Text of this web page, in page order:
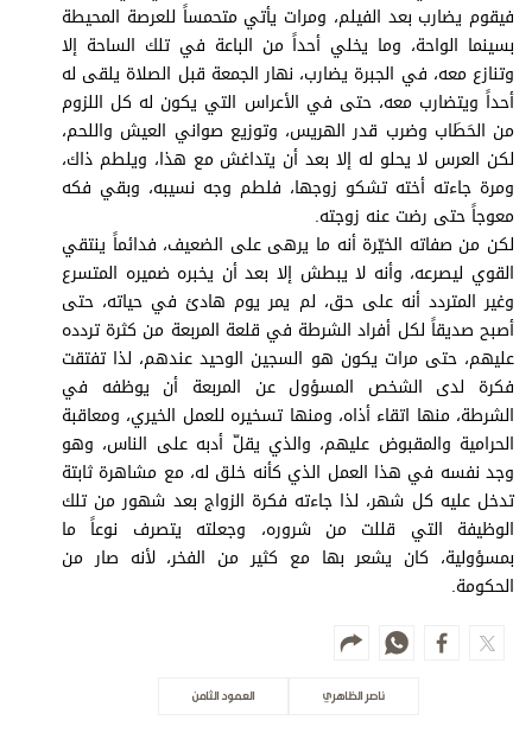
فيقوم يضارب بعد الفيلم، ومرات يأتي متحمساً للعرصة المحيطة
بسينما الواحة، وما يخلي أحداً من الباعة في تلك الساحة إلا
وتنازع معه، في الجبرة يضارب، نهار الجمعة قبل الصلاة يلقى له
أحداً ويتضارب معه، حتى في الأعراس التي يكون له كل اللزوم
من الحَطَاب وضرب قدر الهريس، وتوزيع صواني العيش واللحم،
لكن العرس لا يحلو له إلا بعد أن يتداغش مع هذا، ويلطم ذاك،
ومرة جاءته أخته تشكو زوجها، فلطم وجه نسيبه، وبقي فكه
معوجاً حتى رضت عنه زوجته.
لكن من صفاته الخيّرة أنه ما يرهى على الضعيف، فدائماً ينتقي
القوي ليصرعه، وأنه لا يبطش إلا بعد أن يخبره ضميره المتسرع
وغير المتردد أنه على حق، لم يمر يوم هادئ في حياته، حتى
أصبح صديقاً لكل أفراد الشرطة في قلعة المربعة من كثرة تردده
عليهم، حتى مرات يكون هو السجين الوحيد عندهم، لذا تفتقت
فكرة لدى الشخص المسؤول عن المربعة أن يوظفه في
الشرطة، منها اتقاء أذاه، ومنها تسخيره للعمل الخيري، ومعاقبة
الحرامية والمقبوض عليهم، والذي يقلّ أدبه على الناس، وهو
وجد نفسه في هذا العمل الذي كأنه خلق له، مع مشاهرة ثابتة
تدخل عليه كل شهر، لذا جاءته فكرة الزواج بعد شهور من تلك
الوظيفة التي قللت من شروره، وجعلته يتصرف نوعاً ما
بمسؤولية، كان يشعر بها مع كثير من الفخر، لأنه صار من
الحكومة.
ناصر الظاهري العمود الثامن